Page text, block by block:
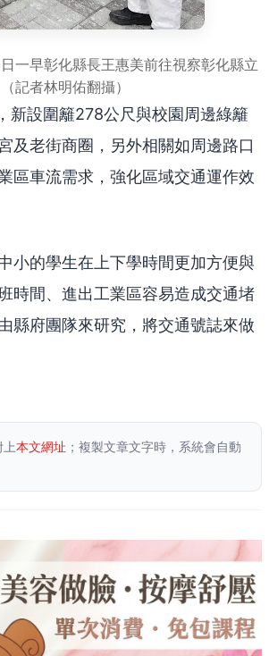
一早彰化縣長王惠美前往視察彰化縣立
記者林明佑翻攝）
新設圍籬278公尺與校園周邊綠籬
及老街商圈，另外相關如周邊路口
區車流需求，強化區域交通運作效
小的學生在上下學時間更加方便與
時間、進出工業區容易造成交通堵
縣府團隊來研究，將交通號誌來做
本文網址 ；複製文章文字時，系統會自動